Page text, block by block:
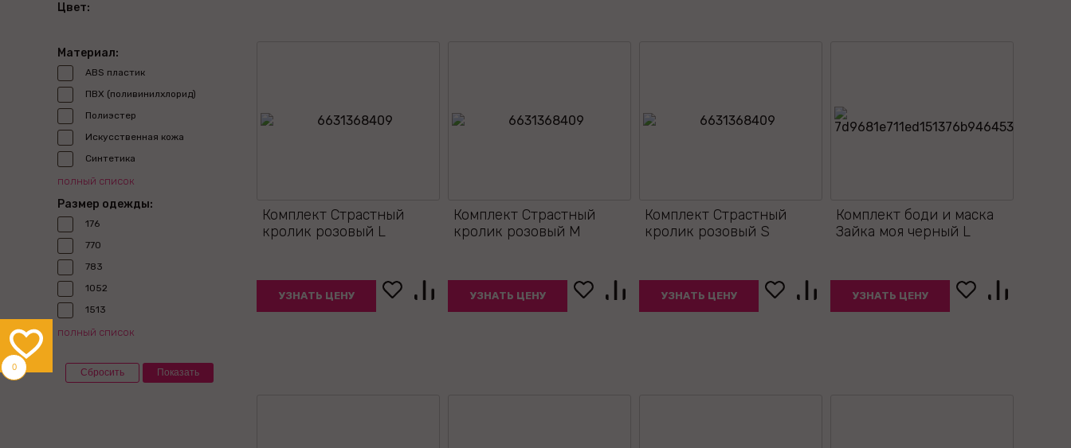
Цвет:
Материал:
ABS пластик
ПВХ (поливинилхлорид)
Полиэстер
Искусственная кожа
Синтетика
полный список
Размер одежды:
176
770
783
1052
1513
полный список
Комплект Страстный
кролик розовый L
УЗНАТЬ ЦЕНУ
Комплект Страстный
кролик розовый M
УЗНАТЬ ЦЕНУ
Комплект Страстный
кролик розовый S
УЗНАТЬ ЦЕНУ
Комплект боди и маска
Зайка моя черный L
УЗНАТЬ ЦЕНУ
0